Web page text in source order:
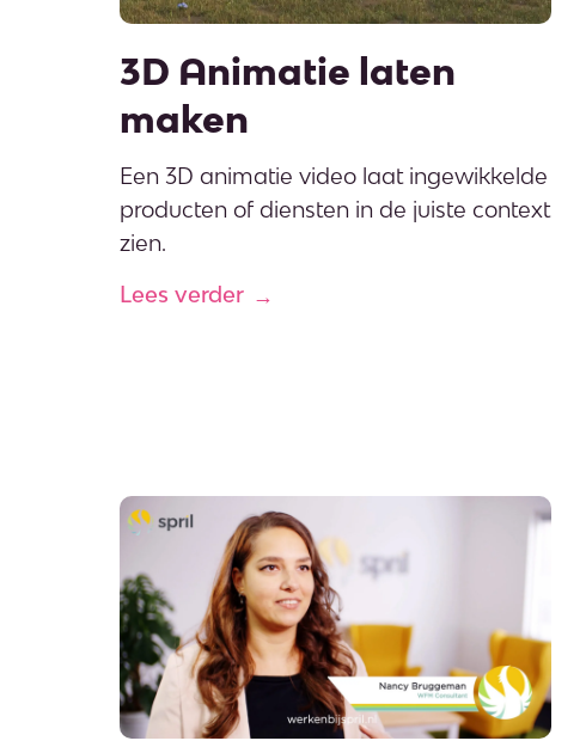
3D Animatie laten
maken
Een 3D animatie video laat ingewikkelde
producten of diensten in de juiste context
zien.
Lees verder